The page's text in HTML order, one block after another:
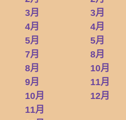
3月
4月
5月
7月
8月
9月
10月
11月
3月
4月
5月
8月
10月
11月
12月